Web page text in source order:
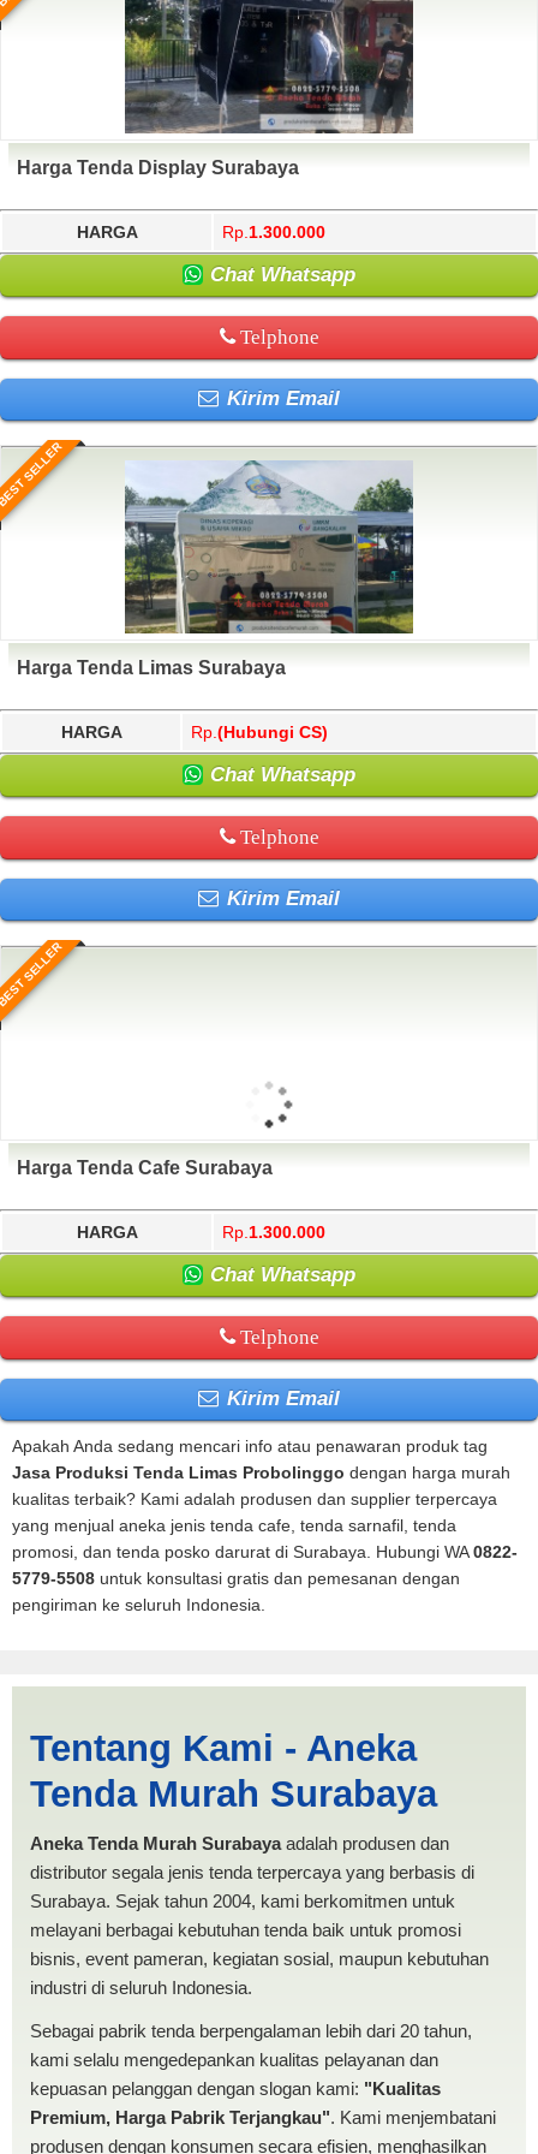
Harga Tenda Display Surabaya
HARGA Rp. 1.300.000
Chat Whatsapp
Telphone
Kirim Email
SELLER
Harga Tenda Limas Surabaya
HARGA Rp. (Hubungi CS)
Chat Whatsapp
Telphone
Kirim Email
SELLER
Harga Tenda Cafe Surabaya
HARGA Rp. 1.300.000
Chat Whatsapp
Telphone
Kirim Email
Apakah Anda sedang mencari info atau penawaran produk tag
Jasa Produksi Tenda Limas Probolinggo dengan harga murah
kualitas terbaik? Kami adalah produsen dan supplier terpercaya
yang menjual aneka jenis tenda cafe, tenda sarnafil, tenda
promosi, dan tenda posko darurat di Surabaya. Hubungi WA0822-
5779-5508 untuk konsultasi gratis dan pemesanan dengan
pengiriman ke seluruh Indonesia.
Probolinggo | PRODUKSI
ANEKA TENDA MURAH
Tentang Kami - Aneka
Tenda Murah Surabaya
Aneka Tenda Murah Surabayaadalah produsen dan
distributor segala jenis tenda terpercaya yang berbasis di
Surabaya. Sejak tahun 2004, kami berkomitmen untuk
melayani berbagai kebutuhan tenda baik untuk promosi
bisnis, event pameran, kegiatan sosial, maupun kebutuhan
industri di seluruh Indonesia.
Sebagai pabrik tenda berpengalaman lebih dari 20 tahun,
kami selalu mengedepankan kualitas pelayanan dan
kepuasan pelanggan dengan slogan kami: "Kualitas
Premium, Harga Pabrik Terjangkau". Kami menjembatani
produsen dengan konsumen secara efisien, menghasilkan